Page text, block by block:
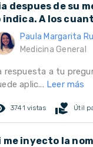
despues de su
indica. A los
Paula Margarita
Medicina General
respuesta a tu
aplic... Leer más
3741 vistas volunteer_activism Útil
me inyecto la